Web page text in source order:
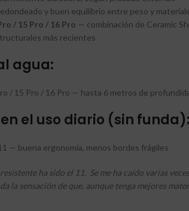
y buen equilibrio entre peso y
/ 15 Pro / 16 Pro — combinación de Ceramic
más recientes
agua:
/ 15 Pro / 16 Pro — hasta 6 metros de
el uso diario (sin funda):
— buena ergonomía, menos bordes frágiles
ha sido el 11. Se me ha caído varias
la sensación de que, aunque tenga mejores